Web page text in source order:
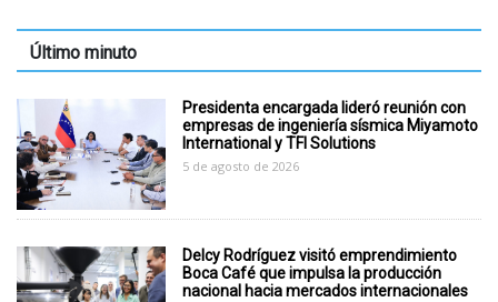
Último minuto
Presidenta encargada lideró reunión con
empresas de ingeniería sísmica Miyamoto
International y TFI Solutions
5 de agosto de 2026
Delcy Rodríguez visitó emprendimiento
Boca Café que impulsa la producción
nacional hacia mercados internacionales